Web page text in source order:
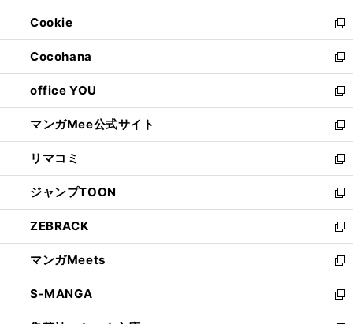
開
く
ウ
で
開
く
ン
ド
ウ
で
開
く
ウ
ィ
ン
ド
ウ
で
開
く
Cookie
新
し
い
ウ
ィ
ン
ド
ウ
で
開
く
Cocohana
新
し
い
ウ
ィ
ン
ド
ウ
で
開
く
office YOU
新
し
い
ウ
ィ
ン
ド
ウ
で
開
く
マンガMee公式サイト
新
し
い
ウ
ィ
ン
ド
ウ
で
開
く
リマコミ
新
し
い
ウ
ィ
ン
ド
ウ
で
開
ジャンプTOON
新
し
い
ウ
ィ
ン
ド
ウ
ZEBRACK
新
し
い
ウ
ィ
ン
マンガMeets
新
し
い
ウ
S-MANGA
新
し